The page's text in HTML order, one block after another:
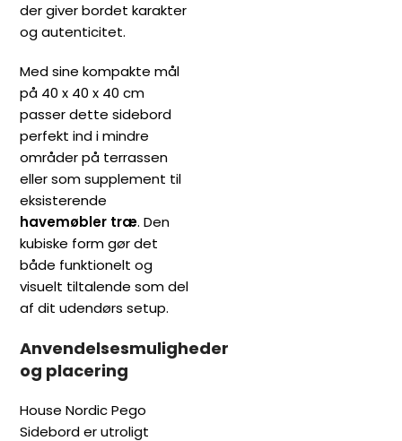
der giver bordet karakter
og autenticitet.
Med sine kompakte mål
på 40 x 40 x 40 cm
passer dette sidebord
perfekt ind i mindre
områder på terrassen
eller som supplement til
eksisterende
havemøbler træ. Den
kubiske form gør det
både funktionelt og
visuelt tiltalende som del
af dit udendørs setup.
Anvendelsesmuligheder
og placering
House Nordic Pego
Sidebord er utroligt